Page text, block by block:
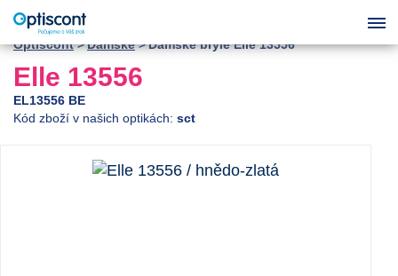
Optiscont Dámské Dámské brýle Elle 13556
Elle 13556
EL13556 BE
Kód zboží v našich optikách: sct